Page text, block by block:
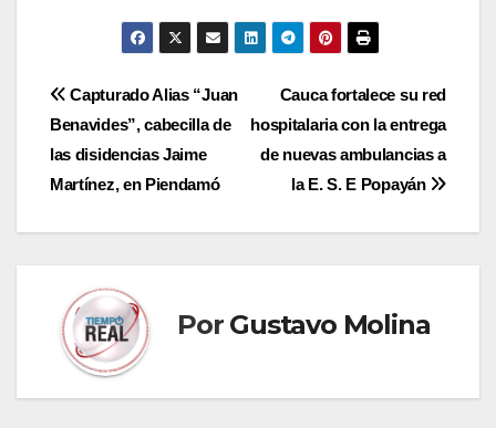
Navegación
de
entradas
Cauca fortalece su red
hospitalaria con la entrega
de nuevas ambulancias a
la E. S. E Popayán
Capturado Alias “Juan
Benavides”, cabecilla de
las disidencias Jaime
Martínez, en Piendamó
Por Gustavo Molina